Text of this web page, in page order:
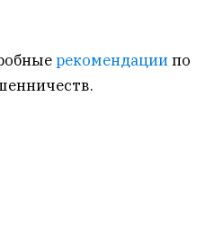
рекомендациипо